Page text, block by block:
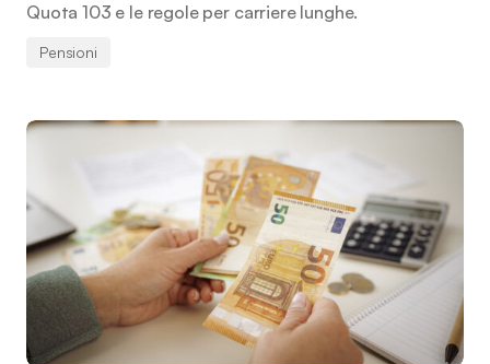
Quota 103 e le regole per carriere lunghe.
Pensioni